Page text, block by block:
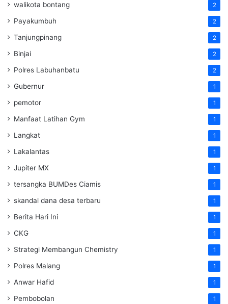
walikota bontang 2
Payakumbuh 2
Tanjungpinang 2
Binjai 2
Polres Labuhanbatu 2
Gubernur 1
pemotor 1
Manfaat Latihan Gym 1
Langkat 1
Lakalantas 1
Jupiter MX 1
tersangka BUMDes Ciamis 1
skandal dana desa terbaru 1
Berita Hari Ini 1
CKG 1
Strategi Membangun Chemistry 1
Polres Malang 1
Anwar Hafid 1
Pembobolan 1